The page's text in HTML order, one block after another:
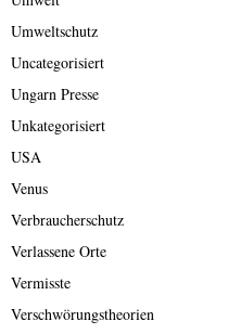
Umweltschutz
Uncategorisiert
Ungarn Presse
Unkategorisiert
USA
Venus
Verbraucherschutz
Verlassene Orte
Vermisste
Verschwörungstheorien